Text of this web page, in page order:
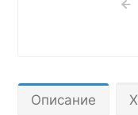
Описание